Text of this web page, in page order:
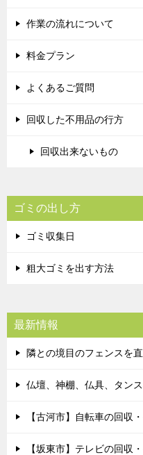
作業の流れについて
料金プラン
よくあるご質問
回収した不用品の行方
回収出来ないもの
ゴミの出し方
ゴミ収集日
粗大ゴミを出す方法
最新情報
隣との境目のフェンスを
仏壇、神棚、仏具、タン
【古河市】自転車の回
【坂東市】テレビの回